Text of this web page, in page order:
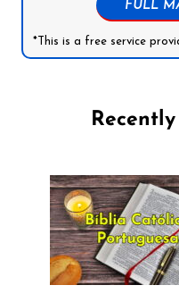
FULL
*This is a free service